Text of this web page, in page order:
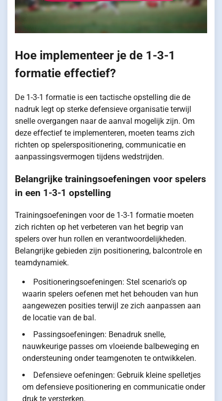
Hoe implementeer je de 1-3-1
formatie effectief?
De 1-3-1 formatie is een tactische opstelling die de
nadruk legt op sterke defensieve organisatie terwijl
snelle overgangen naar de aanval mogelijk zijn. Om
deze effectief te implementeren, moeten teams zich
richten op spelerspositionering, communicatie en
aanpassingsvermogen tijdens wedstrijden.
Belangrijke trainingsoefeningen voor spelers
in een 1-3-1 opstelling
Trainingsoefeningen voor de 1-3-1 formatie moeten
zich richten op het verbeteren van het begrip van
spelers over hun rollen en verantwoordelijkheden.
Belangrijke gebieden zijn positionering, balcontrole en
teamdynamiek.
Positioneringsoefeningen: Stel scenario’s op
waarin spelers oefenen met het behouden van hun
aangewezen posities terwijl ze zich aanpassen aan
de locatie van de bal.
Passingsoefeningen: Benadruk snelle,
nauwkeurige passes om vloeiende balbeweging en
ondersteuning onder teamgenoten te ontwikkelen.
Defensieve oefeningen: Gebruik kleine spelletjes
om defensieve positionering en communicatie onder
druk te versterken.